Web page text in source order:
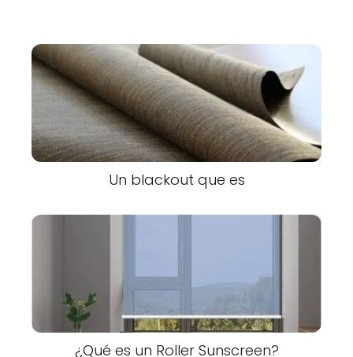
Un blackout que es
¿Qué es un Roller Sunscreen?